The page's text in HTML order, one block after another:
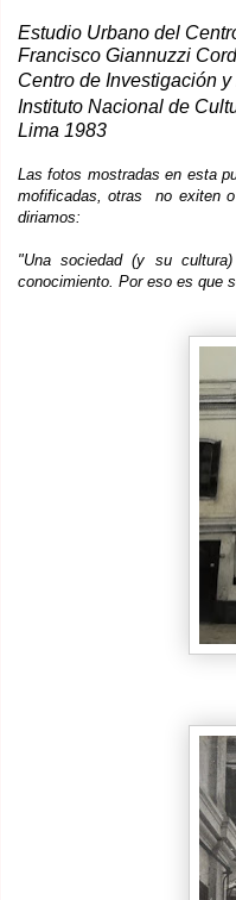
Estudio Urbano del
Francisco Giannuzzi
Centro de Investigación
Instituto Nacional de
Lima 1983
Las fotos mostradas en esta
mofificadas, otras no exiten o
diriamos:
"Una sociedad (y su
conocimiento. Por eso es que